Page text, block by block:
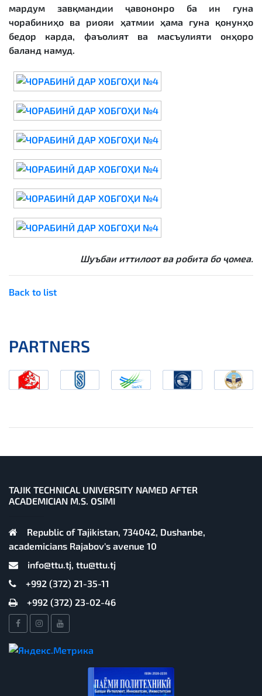
мардум завқмандии ҷавононро ба ин гуна
чорабиниҳо ва риояи ҳатмии ҳама гуна қонунҳо
бедор карда, фаъолият ва масъулияти онҳоро
баланд намуд.
Шуъбаи иттилоот ва робита бо ҷомеа.
Back to list
PARTNERS
TAJIK TECHNICAL UNIVERSITY NAMED AFTER
ACADEMICIAN M.S. OSIMI
Republic of Tajikistan, 734042, Dushanbe,
academicians Rajabov's avenue 10
info@ttu.tj, ttu@ttu.tj
+992 (372) 21-35-11
+992 (372) 23-02-46